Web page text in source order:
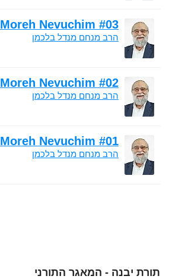
תורת יבנה - המאגר התורני
Moreh Nevuchim #03
הרב מנחם מנדל בלכמן
Moreh Nevuchim #02
הרב מנחם מנדל בלכמן
Moreh Nevuchim #01
הרב מנחם מנדל בלכמן